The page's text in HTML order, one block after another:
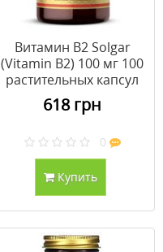
Витамин B2 Solgar
(Vitamin B2) 100 мг 100
растительных капсул
618 грн
0
Купить